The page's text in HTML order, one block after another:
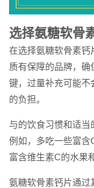
选择氨糖软骨
在选择氨糖软骨素钙
质有保障的品牌，
键，过量补充可能不
的负担。
与的饮食习惯和适当
例如，多吃一些富含
富含维生素C的水果
氨糖软骨素钙片通过